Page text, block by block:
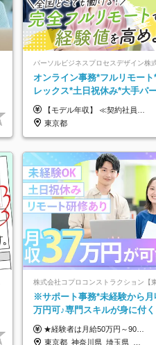
オンライン事務*フルリモート
レックス*土日祝休み*大手パ
ルグループ*オンライン面接
40代活躍中
【モデル年収】 ≪契約社員≫ 年収330万円 (基本給23万 ＋ 地区手当3万円 ＋ 賞与)：都内在住 年収264万円 (基本給21万 ＋ 賞与)：静岡県在住 --------------- ●月給21万円～28万9900円＋賞与（年2回）＋各種手当 ●1年目想定給与：年収264万円～364万円 ●経験やスキルに応じて優遇します！ ※お住まいの地域により0～3万円の地区手当を支給しております ※試用期間中（3ヶ月間）の雇用形態および待遇に差異はありません ※残業代については選考時に詳細をご説明します ※通算契約期間の上限は5年となります ≪アルバイト≫ ●時給1,250円～2,300円 ●経験やスキルに応じて優遇します！ ●ご希望に応じ、扶養内での勤務も可能です！ ※試用期間中の雇用形態および待遇に差異はありません
東京都
※サポート事務*未経験から月
万円可♪専門スキルが身に付く
Web面接＆リモート研修も充
★経験者は月給50万円～90万円 【首都圏】 月給30万1230円〜 ⇒基本22万7000円+地域6万4230円+皆勤1万円 【群馬/栃木/茨城】 月給28万1090円〜 ⇒基本23万4000円+地域3万7090円+皆勤1万円 【大阪/京都/兵庫】 月給30万130円〜 ⇒基本23万5000円+地域5万5130円+皆勤1万円 【静岡/愛知/岐阜/三重】 月給28万5840円〜 ⇒基本23万円+地域4万5840円+皆勤1万円 【北海道】 月給25万2960円〜 ⇒基本22万4000円+地域1万8960円+皆勤1万円 【福岡/佐賀/長崎/大分/熊本】 月給25万800円〜 ⇒基本21万8000円+地域2万2800円+皆勤1万円 【宮城/山形/福島】 月給25万580円〜 ⇒基本21万8000円+地域2万2580円+皆勤1万円 【広島/岡山/山口】 月給27万1090円〜 ⇒基本23万4000円+地域2万7090円+皆勤1万円 ※残業代は1分単位で全額支給（みなし残業制度なし） ※上記給与は最低支給額です。経験・能力に応じて決定致します ※試用期間1ヶ月、最大6ヶ月まで延長する可能性あり(条件変更なし) ※今期より新賃金体系へ移行しました。詳細は面接時にご説明します
東京都_神奈川県_埼玉県_大阪府_愛知県_北海道_宮城県_広島県_福岡県